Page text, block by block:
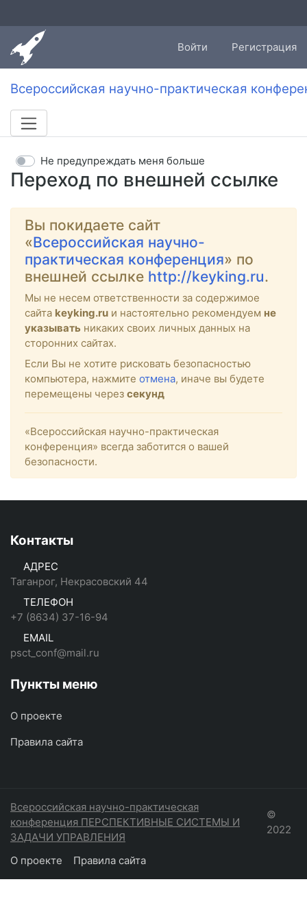
Войти Регистрация
Всероссийская научно-практическая
Переход по внешней ссылке
Не предупреждать меня больше
Вы покидаете сайт
«Всероссийская научно-
практическая конференция» по
внешней ссылке http://keyking.ru.
Мы не несем ответственности за содержимое
сайта keyking.ru и настоятельно рекомендуем не
указывать никаких своих личных данных на
сторонних сайтах.
Если Вы не хотите рисковать безопасностью
компьютера, нажмите отмена, иначе вы будете
перемещены через секунд
«Всероссийская научно-практическая
конференция» всегда заботится о вашей
безопасности.
Контакты
АДРЕС
Таганрог, Некрасовский 44
ТЕЛЕФОН
+7 (8634) 37-16-94
EMAIL
psct_conf@mail.ru
Пункты меню
О проекте
Правила сайта
Всероссийская научно-практическая
конференция ПЕРСПЕКТИВНЫЕ СИСТЕМЫ И
ЗАДАЧИ УПРАВЛЕНИЯ
©
2022
О проекте Правила сайта